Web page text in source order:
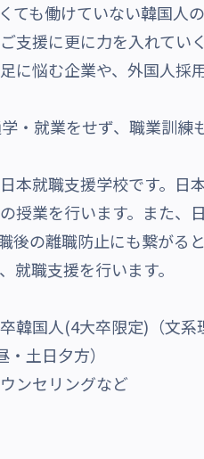
も働けていない韓国人
支援に更に力を入れてい
に悩む企業や、外国人採
・就業をせず、職業訓練
本就職支援学校です。日
授業を行います。また、
の離職防止にも繋がる
職支援を行います。
韓国人(4大卒限定)（文系
土日夕方）
ンセリングなど